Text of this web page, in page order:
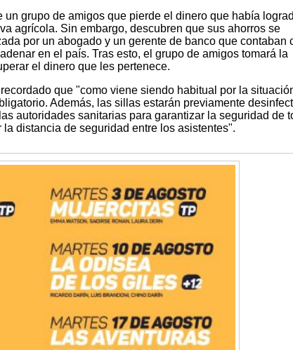
un grupo de amigos que pierde el dinero que había
agrícola. Sin embargo, descubren que sus ahorros se
por un abogado y un gerente de banco que contaban
en el país. Tras esto, el grupo de amigos tomará la
el dinero que les pertenece.
que "como viene siendo habitual por la
Además, las sillas estarán previamente
autoridades sanitarias para garantizar la seguridad de
distancia de seguridad entre los asistentes".